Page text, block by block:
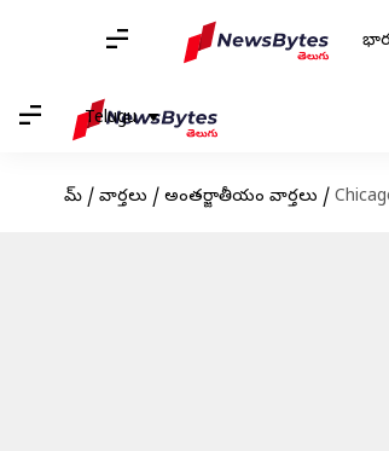
Telugu
హోమ్ / వార్తలు / అంతర్జాతీయం వార్తలు /